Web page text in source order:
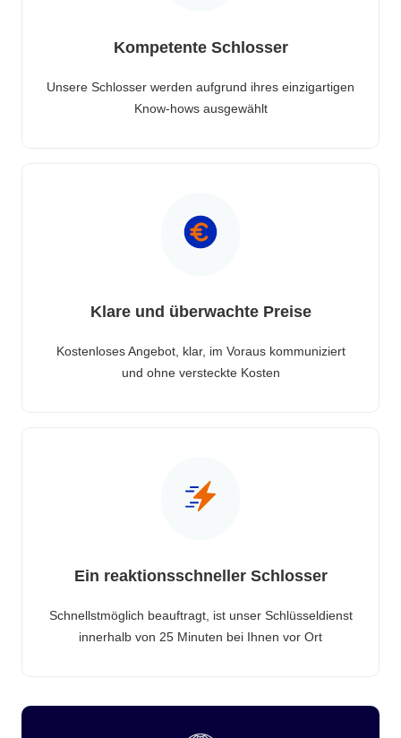
Kompetente Schlosser
Unsere Schlosser werden aufgrund ihres einzigartigen
Know-hows ausgewählt
Klare und überwachte Preise
Kostenloses Angebot, klar, im Voraus kommuniziert
und ohne versteckte Kosten
Ein reaktionsschneller Schlosser
Schnellstmöglich beauftragt, ist unser Schlüsseldienst
innerhalb von 25 Minuten bei Ihnen vor Ort